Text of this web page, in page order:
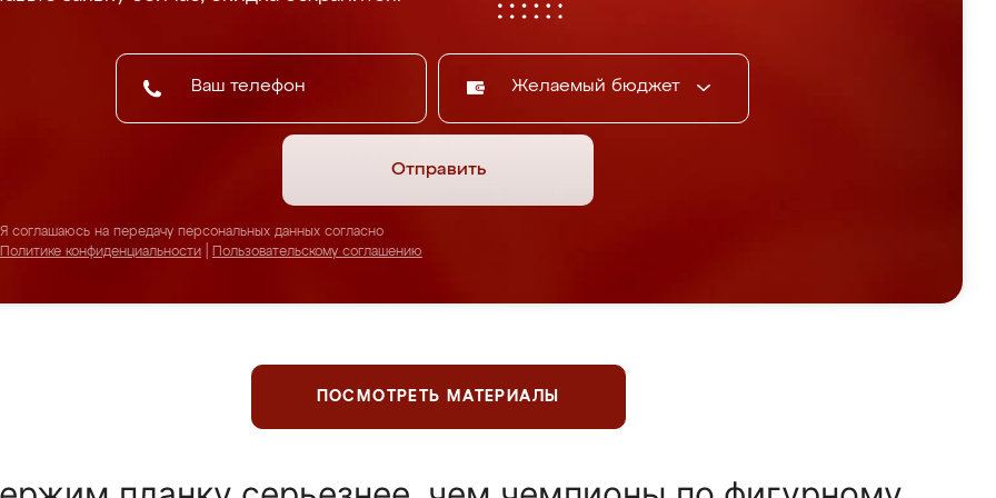
Желаемый бюджет
Отправить
Я соглашаюсь на передачу персональных данных согласно
Политике конфиденциальности
Пользовательскому соглашению
ПОСМОТРЕТЬ МАТЕРИАЛЫ